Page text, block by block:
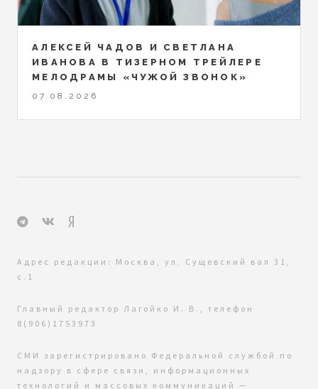
АЛЕКСЕЙ ЧАДОВ И СВЕТЛАНА
ИВАНОВА В ТИЗЕРНОМ ТРЕЙЛЕРЕ
МЕЛОДРАМЫ «ЧУЖОЙ ЗВОНОК»
07.08.2026
Адрес редакции: Москва, ул. Сущевский вал 31,
с.1
Главный редактор Лагойко И. В., телефон
8(906)1753973
СМИ зарегистрировано Федеральной службой по
надзору в сфере связи, информационных
технологий и массовых коммуникаций —